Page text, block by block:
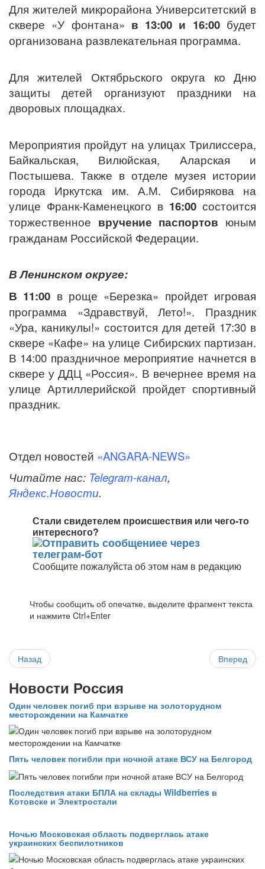
Для жителей микрорайона Университетский в
сквере «У фонтана» в 13:00 и 16:00будет
организована развлекательная программа.
Для жителей Октябрьского округа ко Дню
защиты детей организуют праздники на
дворовых площадках.
Мероприятия пройдут на улицах Трилиссера,
Байкальская, Вилюйская, Аларская и
Постышева. Также в отделе музея истории
города Иркутска им. А.М. Сибирякова на
улице Франк-Каменецкого в 16:00 состоится
торжественное вручение паспортов юным
гражданам Российской Федерации.
В Ленинском округе:
В 11:00 в роще «Березка» пройдет игровая
программа «Здравствуй, Лето!». Праздник
«Ура, каникулы!» состоится для детей 17:30 в
сквере «Кафе» на улице Сибирских партизан.
В 14:00 праздничное мероприятие начнется в
сквере у ДДЦ «Россия». В вечернее время на
улице Артиллерийской пройдет спортивный
праздник.
Отдел новостей «ANGARA-NEWS»
Читайте нас: Telegram-канал,
Яндекс.Новости.
Стали свидетелем происшествия или чего-то
интересного?
Сообщите пожалуйста об этом нам в редакцию
Чтобы сообщить об опечатке, выделите фрагмент текста
и нажмите Ctrl+Enter
Назад Вперед
Новости Россия
Один человек погиб при взрыве на золоторудном
месторождении на Камчатке
Пять человек погибли при ночной атаке ВСУ на Белгород
Последствия атаки БПЛА на склады Wildberries в
Котовске и Электростали
Ночью Московская область подверглась атаке
украинских беспилотников